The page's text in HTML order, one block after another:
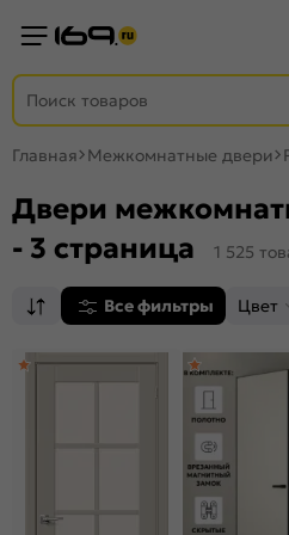
Главная Межкомнатные двери
Двери
- 3 страница
1 525
Все фильтры Цвет